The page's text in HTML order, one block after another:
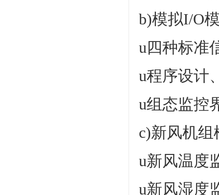
b)模拟I/O
u四种标准
u程序设计
u组态监控
c)新风机
u新风温度
u新风湿度